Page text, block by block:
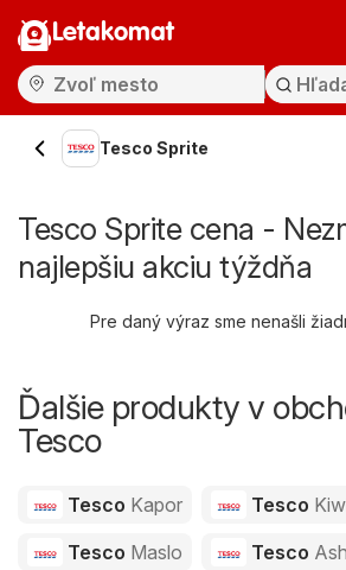
Letakomat
Tesco Sprite
Tesco Sprite cena -
najlepšiu akciu týždňa
Pre daný výraz sme nenašli
Ďalšie produkty v
Tesco
Tesco Kapor Tesco
Tesco Maslo Tesco